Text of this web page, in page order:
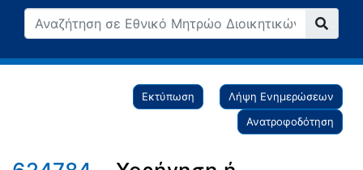
Εκτύπωση
Λήψη Ενημερώσεων
Ανατροφοδότηση